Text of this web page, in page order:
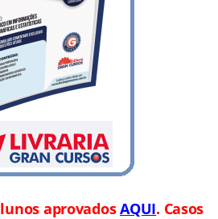
aprovadosAQUI. Casos